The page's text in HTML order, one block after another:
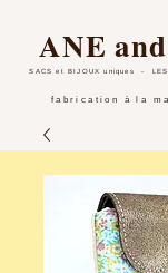
SACS et BIJOUX uniques - LES
ANE
fabrication à la